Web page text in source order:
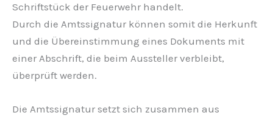
Schriftstück der Feuerwehr handelt.
Durch die Amtssignatur können somit die Herkunft
und die Übereinstimmung eines Dokuments mit
einer Abschrift, die beim Aussteller verbleibt,
überprüft werden.
Die Amtssignatur setzt sich zusammen aus